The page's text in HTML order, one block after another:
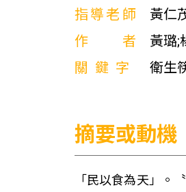
指導老師
黃仁
作者
黃璐;
關鍵字
衛生
摘要或動機
「民以食為天」。